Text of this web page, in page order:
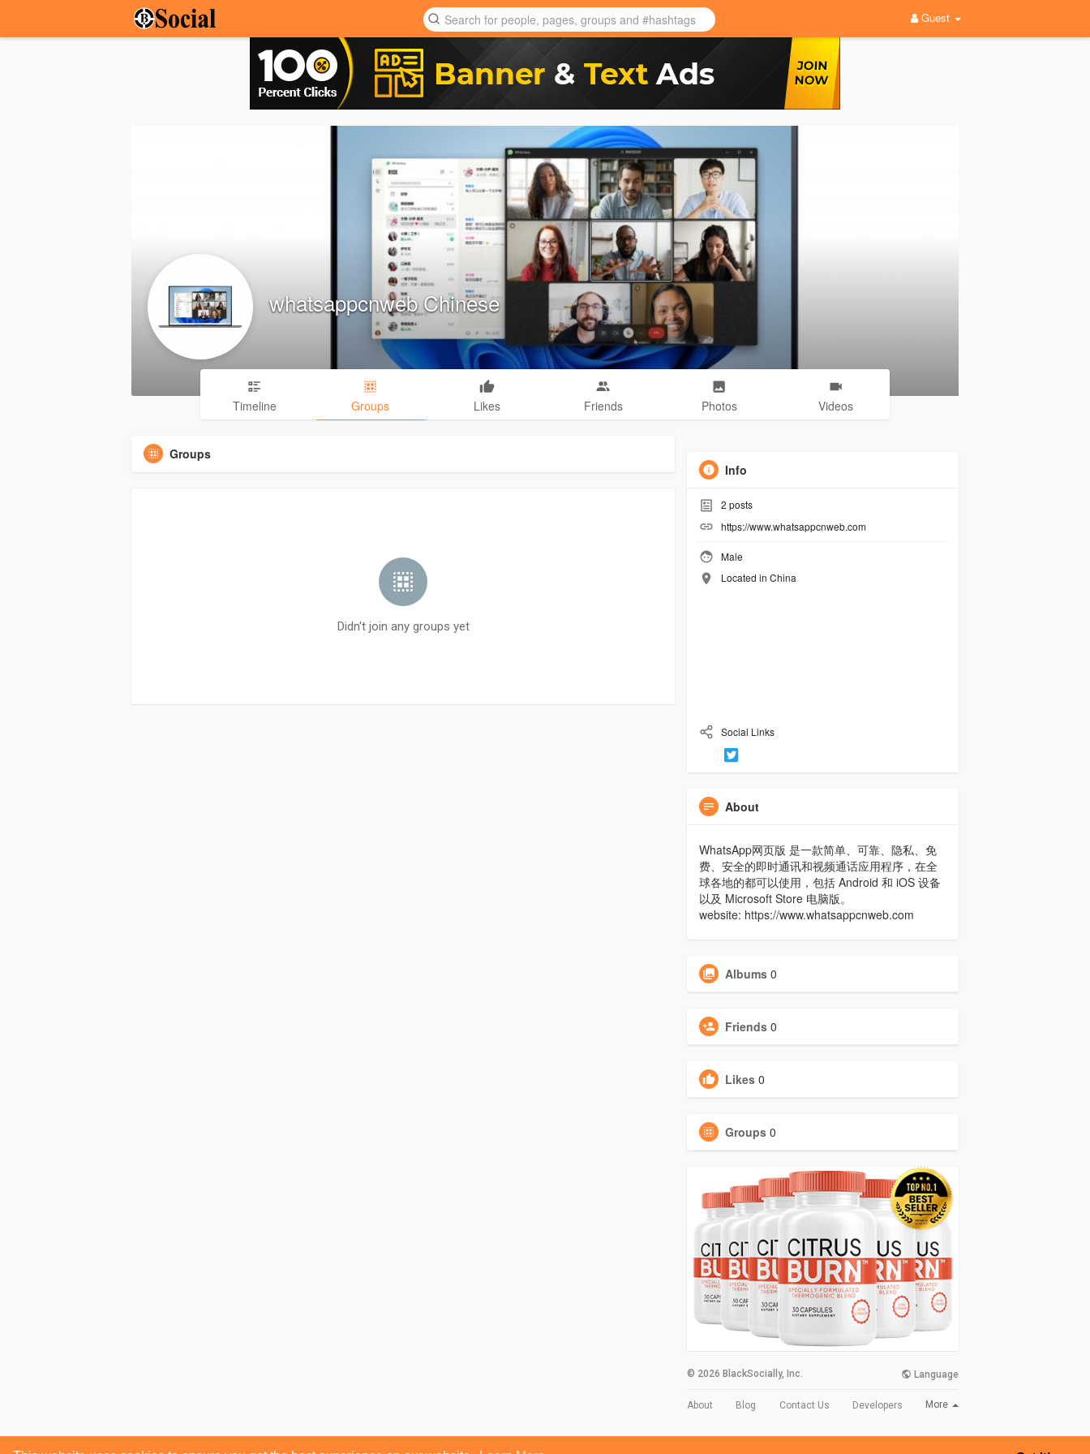
Guest
whatsappcnweb Chinese
Timeline Groups Likes Friends Photos Videos
Groups
Didn't join any groups yet
Info
2 posts
https://www.whatsappcnweb.com
Male
Located in China
Social Links
About
WhatsApp网页版 是一款简单、可靠、隐私、免
费、安全的即时通讯和视频通话应用程序，在全
球各地的都可以使用，包括 Android 和 iOS 设备
以及 Microsoft Store 电脑版。
website: https://www.whatsappcnweb.com
Albums 0
Friends 0
Likes 0
Groups 0
© 2026 BlackSocially, Inc. Language
About Blog Contact Us Developers More